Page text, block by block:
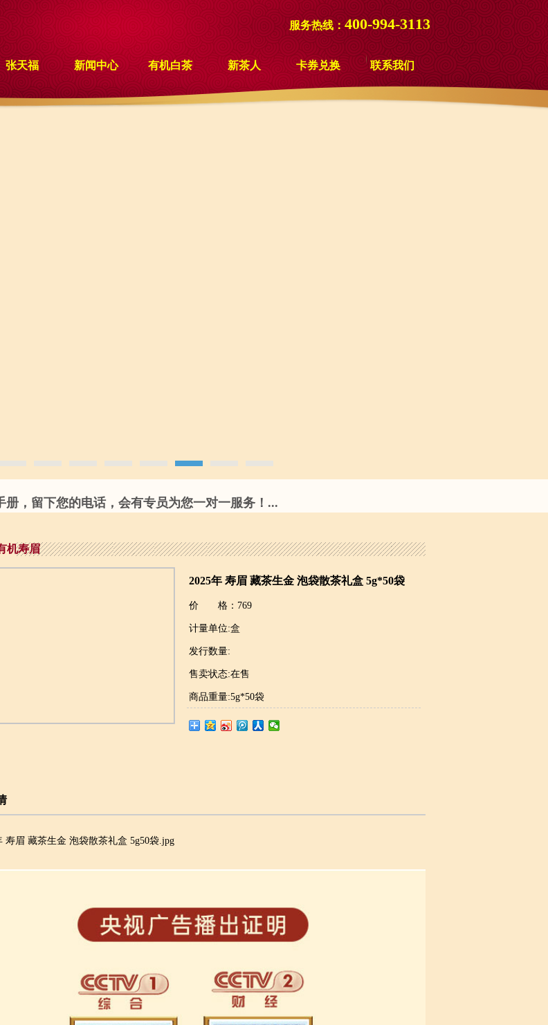
服务热线：400-994-3113
张天福 新闻中心 有机白茶 新茶人 卡券兑换 联系我们
，留下您的电话，会有专员为您一对一服务！...
机寿眉
2025年 寿眉 藏茶生金 泡袋散茶礼盒 5g*50袋
价 格： 769
计量单位:盒
发行数量:
售卖状态:在售
商品重量:5g*50袋